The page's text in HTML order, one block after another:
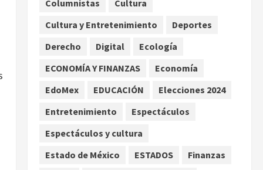
2
tras cuatro años de
Hijos de presidentes bajo
escrutinio institucional en
Angola y EE.UU.
agosto 7, 2026
Investiga Cofepris posible
mexicanos con brote de
Columnistas
Cultura
Cultura y Entretenimiento
Deportes
Derecho
Digital
Ecología
ECONOMÍA Y FINANZAS
Economía
EdoMex
EDUCACIÓN
Elecciones 2024
Entretenimiento
Espectáculos
Espectáculos y cultura
Estado de México
ESTADOS
Finanzas